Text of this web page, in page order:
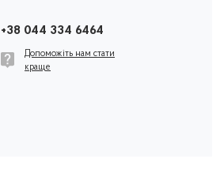
+38 044 334 6464
Допоможіть нам стати
краще